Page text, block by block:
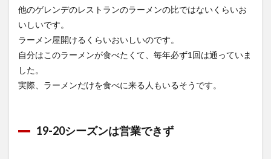
他のゲレンデのレストランのラーメンの比ではないくらいお
いしいです。
ラーメン屋開けるくらいおいしいのです。
自分はこのラーメンが食べたくて、毎年必ず1回は通っていま
した。
実際、ラーメンだけを食べに来る人もいるそうです。
19-20シーズンは営業できず